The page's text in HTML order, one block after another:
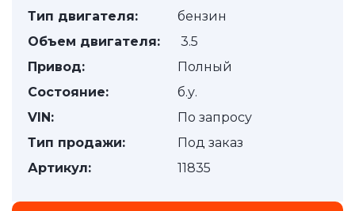
Тип двигателя:
бензин
Объем двигателя:
3.5
Привод:
Полный
Состояние:
б.у.
VIN:
По запросу
Тип продажи:
Под заказ
Артикул:
11835